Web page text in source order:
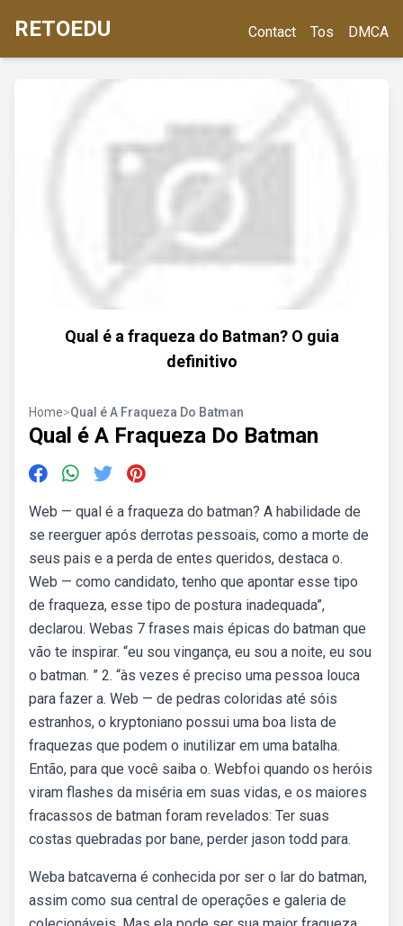
RETOEDU Contact Tos DMCA
Qual é a fraqueza do Batman? O guia
definitivo
Home>Qual é A Fraqueza Do Batman
Qual é A Fraqueza Do Batman
Web — qual é a fraqueza do batman? A habilidade de
se reerguer após derrotas pessoais, como a morte de
seus pais e a perda de entes queridos, destaca o.
Web — como candidato, tenho que apontar esse tipo
de fraqueza, esse tipo de postura inadequada”,
declarou. Webas 7 frases mais épicas do batman que
vão te inspirar. “eu sou vingança, eu sou a noite, eu sou
o batman. ” 2. “às vezes é preciso uma pessoa louca
para fazer a. Web — de pedras coloridas até sóis
estranhos, o kryptoniano possui uma boa lista de
fraquezas que podem o inutilizar em uma batalha.
Então, para que você saiba o. Webfoi quando os heróis
viram flashes da miséria em suas vidas, e os maiores
fracassos de batman foram revelados: Ter suas
costas quebradas por bane, perder jason todd para.
Weba batcaverna é conhecida por ser o lar do batman,
assim como sua central de operações e galeria de